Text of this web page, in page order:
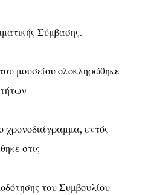
Σύμβασης.
μουσείου ολοκληρώθηκε
εντός
στις
του Συμβουλίου